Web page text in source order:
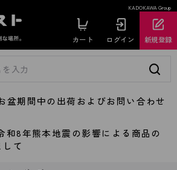
KADOKAWA Group
カート ログイン 新規登録
期間中の出荷およびお問い合わせ
8年熊本地震の影響による商品の
て